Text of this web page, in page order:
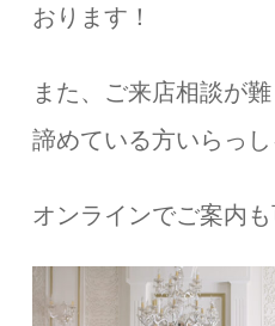
おります！
また、ご来店相談が
諦めている方いらっ
オンラインでご案内も